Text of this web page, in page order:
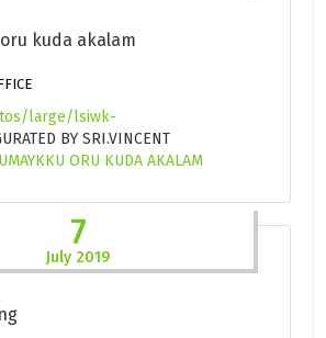
kuda akalam
large/lsiwk-
BY SRI.VINCENT
ORU KUDA AKALAM
7
July 2019